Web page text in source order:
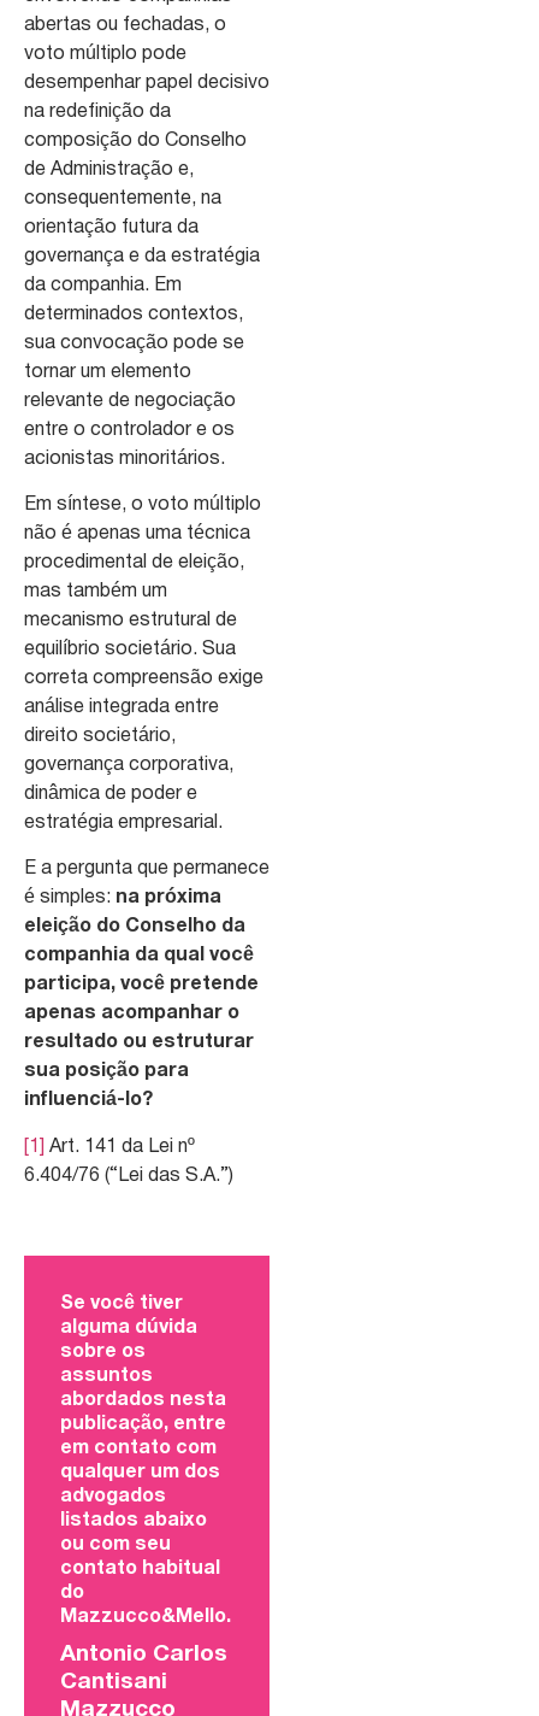
abertas ou fechadas, o
voto múltiplo pode
desempenhar papel decisivo
na redefinição da
composição do Conselho
de Administração e,
consequentemente, na
orientação futura da
governança e da estratégia
da companhia. Em
determinados contextos,
sua convocação pode se
tornar um elemento
relevante de negociação
entre o controlador e os
acionistas minoritários.
Em síntese, o voto múltiplo
não é apenas uma técnica
procedimental de eleição,
mas também um
mecanismo estrutural de
equilíbrio societário. Sua
correta compreensão exige
análise integrada entre
direito societário,
governança corporativa,
dinâmica de poder e
estratégia empresarial.
E a pergunta que permanece
é simples: na próxima
eleição do Conselho da
companhia da qual você
participa, você pretende
apenas acompanhar o
resultado ou estruturar
sua posição para
influenciá-lo?
[1]
Art. 141 da Lei nº
6.404/76 (“Lei das S.A.”)
Se você tiver
alguma dúvida
sobre os
assuntos
abordados nesta
publicação, entre
em contato com
qualquer um dos
advogados
listados abaixo
ou com seu
contato habitual
do
Mazzucco&Mello.
Antonio Carlos
Cantisani
Mazzucco